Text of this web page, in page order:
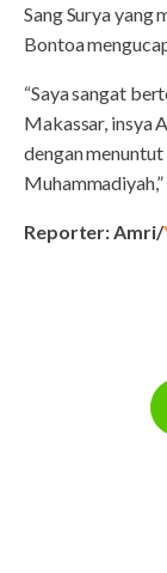
Sang Surya yang
Bontoa
“Saya sangat
Makassar, insya
dengan
Reporter: Amri/